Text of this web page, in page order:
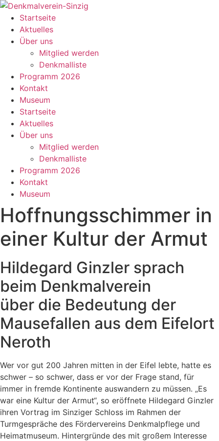
Zum
Inhalt
springen
Startseite
Aktuelles
Über uns
Mitglied werden
Denkmalliste
Programm 2026
Kontakt
Museum
Startseite
Aktuelles
Über uns
Mitglied werden
Denkmalliste
Programm 2026
Kontakt
Museum
Hoffnungsschimmer in
einer Kultur der Armut
Hildegard Ginzler sprach
beim Denkmalverein
über die Bedeutung der
Mausefallen aus dem Eifelort
Neroth
Wer vor gut 200 Jahren mitten in der Eifel lebte, hatte es
schwer – so schwer, dass er vor der Frage stand, für
immer in fremde Kontinente auswandern zu müssen. „Es
war eine Kultur der Armut“, so eröffnete Hildegard Ginzler
ihren Vortrag im Sinziger Schloss im Rahmen der
Turmgespräche des Fördervereins Denkmalpflege und
Heimatmuseum. Hintergründe des mit großem Interesse